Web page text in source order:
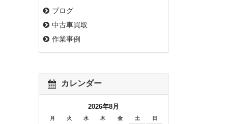
ブログ
中古車買取
作業事例
カレンダー
2026年8月
月 火 水 木 金 土 日